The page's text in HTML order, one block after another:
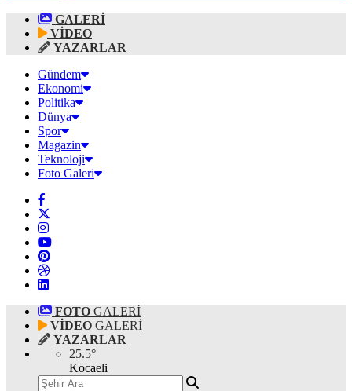
GALERİ
VİDEO
YAZARLAR
Gündem
Ekonomi
Politika
Dünya
Spor
Magazin
Teknoloji
Foto Galeri
FOTO GALERİ
VİDEO GALERİ
YAZARLAR
25.5°
Kocaeli